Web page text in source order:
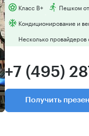
Класс B+
Пешком
Кондиционирование и
Несколько провайдеров
+7 (495)
Получить